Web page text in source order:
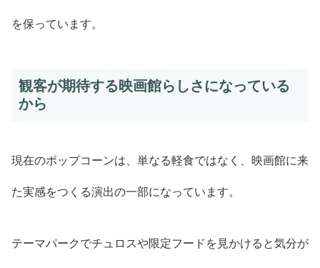
を保っています。
観客が期待する映画館らしさになっている
から
現在のポップコーンは、単なる軽食ではなく、映画館に来
た実感をつくる演出の一部になっています。
テーマパークでチュロスや限定フードを見かけると気分が